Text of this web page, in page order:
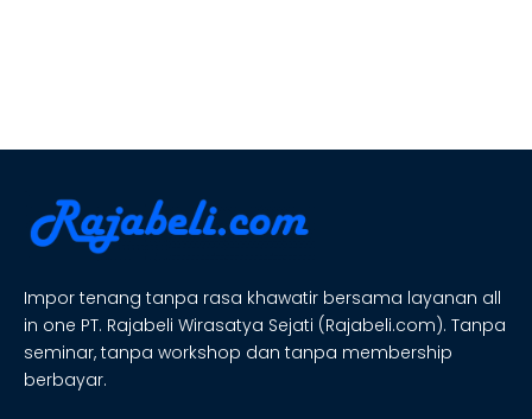
Impor tenang tanpa rasa khawatir bersama layanan all
in one PT. Rajabeli Wirasatya Sejati (Rajabeli.com). Tanpa
seminar, tanpa workshop dan tanpa membership
berbayar.